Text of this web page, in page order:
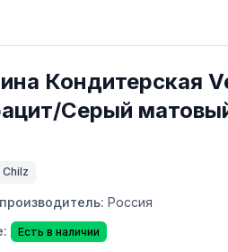
Кондитерская
Серый
Chilz
Россия
Есть в наличии